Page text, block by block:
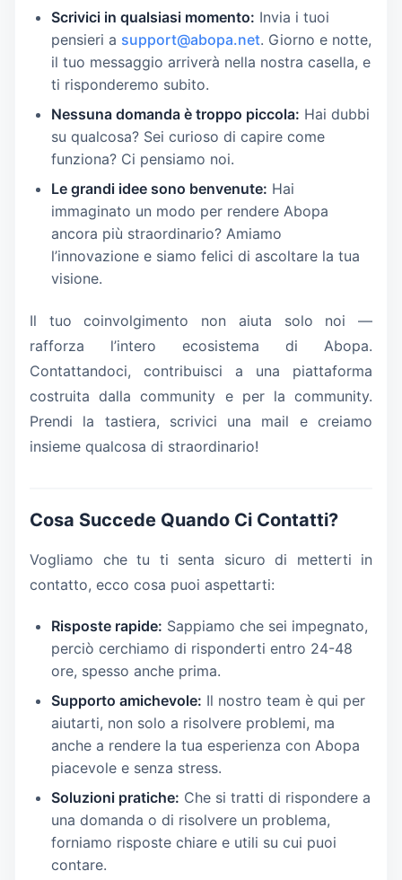
Scrivici in qualsiasi momento: Invia i tuoi
pensieri a support@abopa.net. Giorno e notte,
il tuo messaggio arriverà nella nostra casella, e
ti risponderemo subito.
Nessuna domanda è troppo piccola: Hai dubbi
su qualcosa? Sei curioso di capire come
funziona? Ci pensiamo noi.
Le grandi idee sono benvenute: Hai
immaginato un modo per rendere Abopa
ancora più straordinario? Amiamo
l’innovazione e siamo felici di ascoltare la tua
visione.
Il tuo coinvolgimento non aiuta solo noi —
rafforza l’intero ecosistema di Abopa.
Contattandoci, contribuisci a una piattaforma
costruita dalla community e per la community.
Prendi la tastiera, scrivici una mail e creiamo
insieme qualcosa di straordinario!
Cosa Succede Quando Ci Contatti?
Vogliamo che tu ti senta sicuro di metterti in
contatto, ecco cosa puoi aspettarti:
Risposte rapide: Sappiamo che sei impegnato,
perciò cerchiamo di risponderti entro 24-48
ore, spesso anche prima.
Supporto amichevole: Il nostro team è qui per
aiutarti, non solo a risolvere problemi, ma
anche a rendere la tua esperienza con Abopa
piacevole e senza stress.
Soluzioni pratiche: Che si tratti di rispondere a
una domanda o di risolvere un problema,
forniamo risposte chiare e utili su cui puoi
contare.